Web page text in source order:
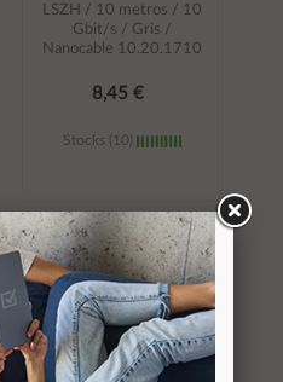
LSZH / 10 metros / 10
Gbit/s / Gris /
Nanocable 10.20.1710
8,45 €
Stocks (10)
Añadir al
carrito